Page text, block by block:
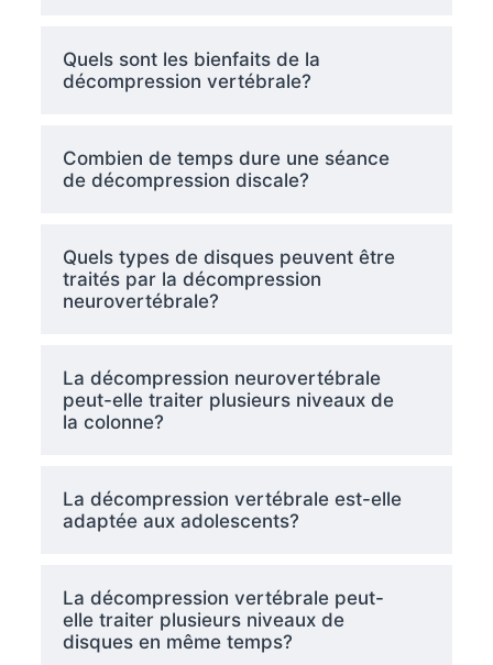
Quels sont les bienfaits de la
décompression vertébrale?
Combien de temps dure une séance
de décompression discale?
Quels types de disques peuvent être
traités par la décompression
neurovertébrale?
La décompression neurovertébrale
peut-elle traiter plusieurs niveaux de
la colonne?
La décompression vertébrale est-elle
adaptée aux adolescents?
La décompression vertébrale peut-
elle traiter plusieurs niveaux de
disques en même temps?